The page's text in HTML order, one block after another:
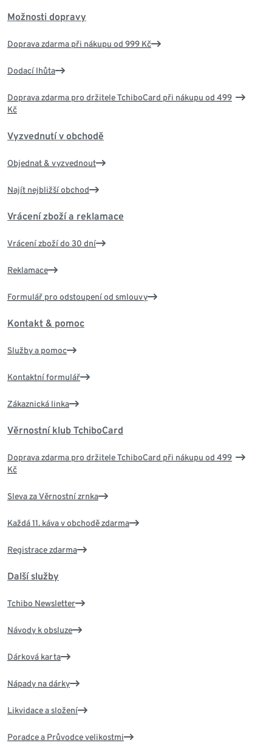
Možnosti dopravy
Doprava zdarma při nákupu od 999 Kč
Dodací lhůta
Doprava zdarma pro držitele TchiboCard při nákupu od 499
Kč
Vyzvednutí v obchodě
Objednat & vyzvednout
Najít nejbližší obchod
Vrácení zboží a reklamace
Vrácení zboží do 30 dní
Reklamace
Formulář pro odstoupení od smlouvy
Kontakt & pomoc
Služby a pomoc
Kontaktní formulář
Zákaznická linka
Věrnostní klub TchiboCard
Doprava zdarma pro držitele TchiboCard při nákupu od 499
Kč
Sleva za Věrnostní zrnka
Každá 11. káva v obchodě zdarma
Registrace zdarma
Další služby
Tchibo Newsletter
Návody k obsluze
Dárková karta
Nápady na dárky
Likvidace a složení
Poradce a Průvodce velikostmi